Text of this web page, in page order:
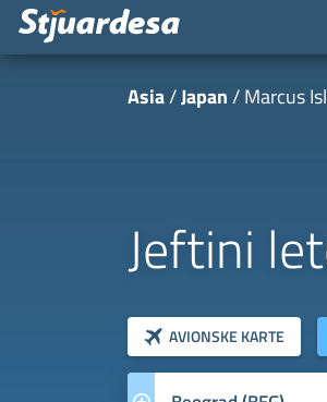
Asia Japan Marcus
Jeftini
AVIONSKE KARTE